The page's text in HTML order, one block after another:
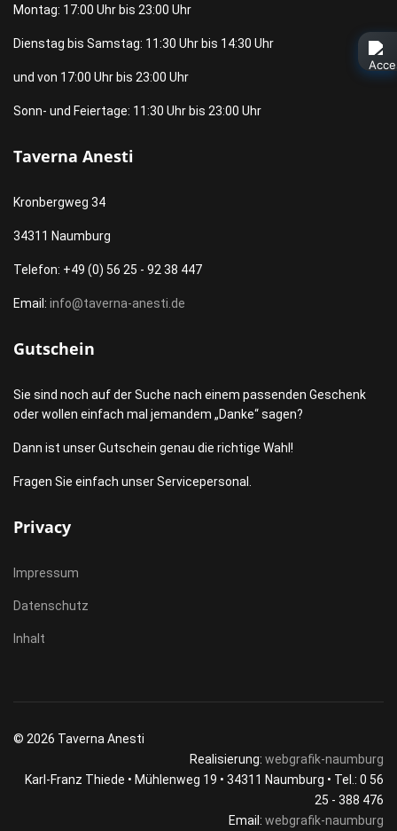
Montag: 17:00 Uhr bis 23:00 Uhr
Dienstag bis Samstag: 11:30 Uhr bis 14:30 Uhr
und von 17:00 Uhr bis 23:00 Uhr
Sonn- und Feiertage: 11:30 Uhr bis 23:00 Uhr
Taverna Anesti
Kronbergweg 34
34311 Naumburg
Telefon: +49 (0) 56 25 - 92 38 447
Email: info@taverna-anesti.de
Gutschein
Sie sind noch auf der Suche nach einem passenden Geschenk
oder wollen einfach mal jemandem „Danke“ sagen?
Dann ist unser Gutschein genau die richtige Wahl!
Fragen Sie einfach unser Servicepersonal.
Privacy
Impressum
Datenschutz
Inhalt
© 2026 Taverna Anesti
Realisierung: webgrafik-naumburg
Karl-Franz Thiede • Mühlenweg 19 • 34311 Naumburg • Tel.: 0 56
25 - 388 476
Email: webgrafik-naumburg